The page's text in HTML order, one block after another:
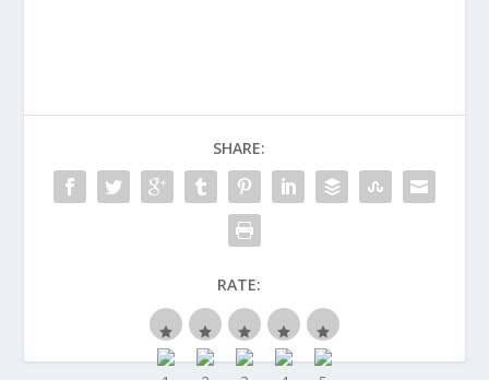
SHARE:
RATE: